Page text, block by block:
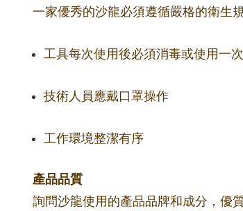
一家優秀的沙龍必須遵循嚴格的衛生規
工具每次使用後必須消毒或使用一
技術人員應戴口罩操作
工作環境整潔有序
產品品質
詢問沙龍使用的產品品牌和成分，優